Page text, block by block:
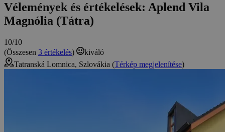
Vélemények és értékelések: Aplend Vila
Magnólia (Tátra)
10/10
(Összesen 3 értékelés)
kiváló
Tatranská Lomnica, Szlovákia (Térkép megjelenítése)